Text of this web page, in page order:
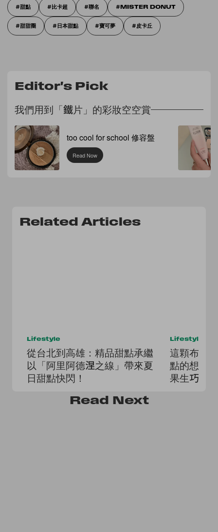
甜點 比卡超 聯名 MISTER DONUT
甜甜圈 日本甜點 寶可夢 皮卡丘
Editor's Pick
我們用到「鐵片」的彩妝空空賞
too cool for school 修容盤
Read Now
Related Articles
Lifestyle
從台北到高雄：精品甜點承繼
以「阿里阿德涅之線」帶來夏
日甜點快閃！
Lifestyle
這顆布朗
點的想像
果生巧克
Read Next